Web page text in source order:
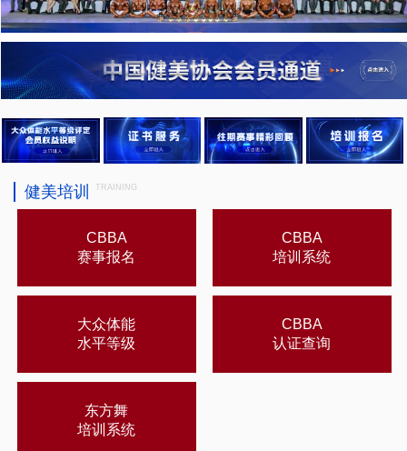
健美培训 TRAINING
CBBA
赛事报名
CBBA
培训系统
大众体能
水平等级
CBBA
认证查询
东方舞
培训系统